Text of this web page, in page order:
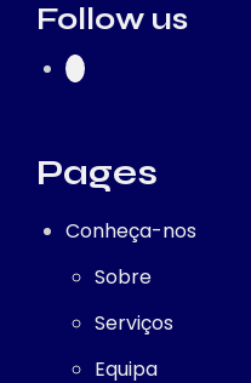
Follow us
Pages
Conheça-nos
Sobre
Serviços
Equipa